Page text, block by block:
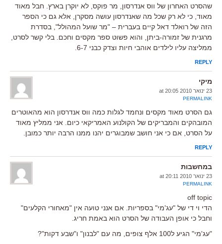
שהסרט האחרון של ווס אנדרסון, מר פוקס, לא יוקרן בארץ. חבל מאוד
מאוד, כי לא רק שכל מה שאנדרסון עושה מסקרן, אלא גם כי הספר
הזה של רואלד דאל קיים בעברית – "מר שועל המהולל", בסדרת
מרגנית של זמורה-ביתן, והוא פשוט ספר מקסים וחכם. בלי קשר לסרט,
ממליצה עליו לילדים אוהבי חיות וצדק כבני 6-7.
REPLY
מיקי
23 ינואר 2010 at 20:05
PERMALINK
גם הסרט מאוד מקסים ונחמד לגלות כמה ווס אנדרסון הוא מהאוטרים
המובהקים והמבריקים של הקולנוע האמריקאי כיום. אני ממליץ מאוד
על הסרט, אם כי אני חושב שמבוגרים יהנו ממנו הרבה יותר כמובן.
REPLY
במחשבות
23 ינואר 2010 at 20:11
PERMALINK
off topic
הדי וי די של "עג'מי" בספריות. אם אנני טועה אין "מאחורי הקלעים"
וחבל כי אופן העבודה של הסרט הוא באמת חריג.
"עג'מי" הגיע ל100 אלף צופים, מה עם "לבנון" ו"שבע דקות"?